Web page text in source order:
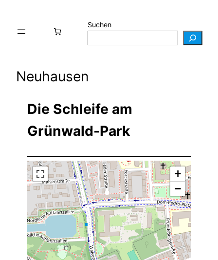
Suchen
Neuhausen
Die Schleife am
Grünwald-Park
+
−